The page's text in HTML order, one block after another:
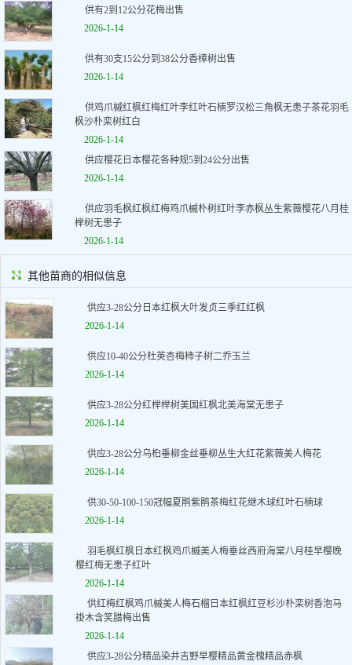
供有2到12公分花梅出售
2026-1-14
供有30支15公分到38公分香樟树出售
2026-1-14
供鸡爪槭红枫红梅红叶李红叶石楠罗汉松三角枫无患子茶花羽毛
枫沙朴栾树红白
2026-1-14
供应樱花日本樱花各种规5到24公分出售
2026-1-14
供应羽毛枫红枫红梅鸡爪槭朴树红叶李赤枫丛生紫薇樱花八月桂
榉树无患子
2026-1-14
其他苗商的相似信息
供应3-28公分日本红枫大叶发贞三季红红枫
2026-1-14
供应10-40公分杜英杏梅柿子树二乔玉兰
2026-1-14
供应3-28公分红榉榉树美国红枫北美海棠无患子
2026-1-14
供应3-28公分乌桕垂柳金丝垂柳丛生大红花紫薇美人梅花
2026-1-14
供30-50-100-150冠幅夏鹃紫鹃茶梅红花继木球红叶石楠球
2026-1-14
羽毛枫红枫日本红枫鸡爪槭美人梅垂丝西府海棠八月桂早樱晚
樱红梅无患子红叶
2026-1-14
供红梅红枫鸡爪槭美人梅石榴日本红枫红豆杉沙朴栾树香泡马
褂木含笑腊梅出售
2026-1-14
供应3-28公分精品染井吉野早樱精品黄金槐精品赤枫